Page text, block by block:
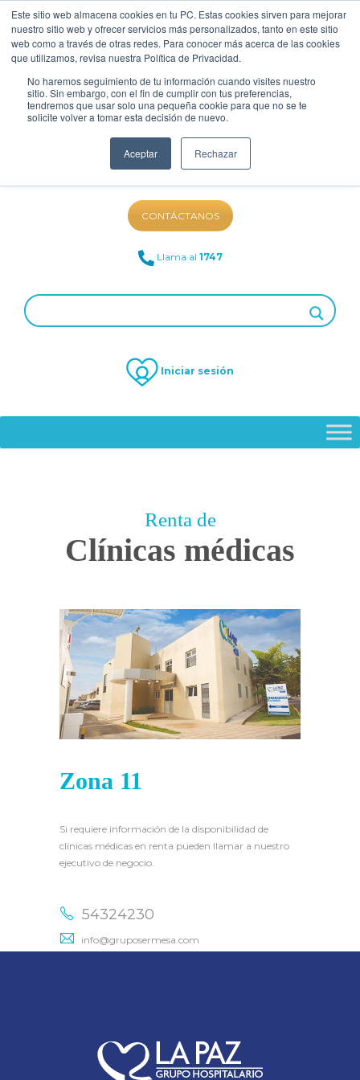
Este sitio web almacena cookies en tu PC. Estas cookies sirven para mejorar
nuestro sitio web y ofrecer servicios más personalizados, tanto en este sitio
web como a través de otras redes. Para conocer más acerca de las cookies
que utilizamos, revisa nuestra Política de Privacidad.
No haremos seguimiento de tu información cuando visites nuestro
sitio. Sin embargo, con el fin de cumplir con tus preferencias,
tendremos que usar solo una pequeña cookie para que no se te
solicite volver a tomar esta decisión de nuevo.
Aceptar Rechazar
NUESTRO BLOG
CONTÁCTANOS
Llama al 1747
Iniciar sesión
Renta de
Clínicas médicas
Zona 11
Si requiere información de la disponibilidad de
clínicas médicas en renta pueden llamar a nuestro
ejecutivo de negocio.
54324230
info@gruposermesa.com